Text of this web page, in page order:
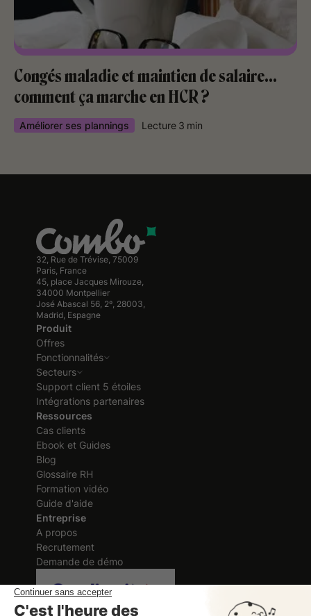
Congés maladie et maintien de salaire…
comment ça marche en HCR ?
Améliorer ses plannings Lecture 3 min
32, Rue de Trévise, 75009
Paris, France
45, place Jacques Mirouze,
34000 Montpellier
José Abascal 56, 2º, 28003,
Madrid, Espagne
Produit
Offres
Fonctionnalités
Secteurs
Support client 5 étoiles
Intégrations partenaires
Ressources
Cas clients
Ebook et Guides
Blog
Glossaire RH
Formation vidéo
Guide d'aide
Entreprise
A propos
Recrutement
Demande de démo